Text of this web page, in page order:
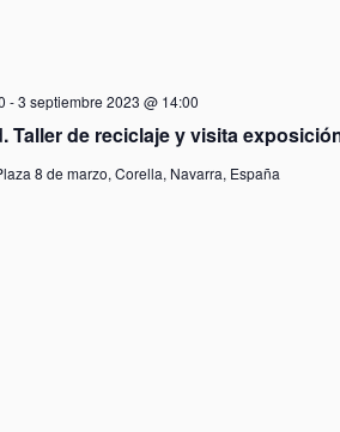
Taller de reciclaje y visita
-3 septiembre 2023 @ 14:00
8 de marzo, Corella, Navarra, España